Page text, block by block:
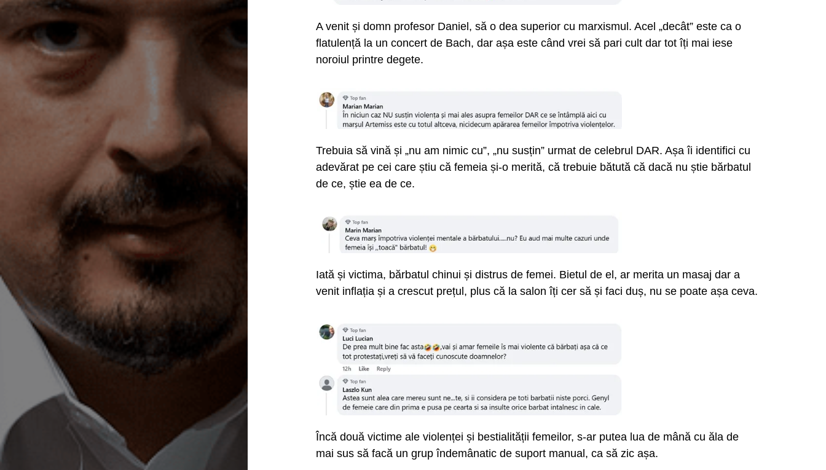
A venit și domn profesor Daniel, să o dea superior cu marxismul. Acel „decât” este ca o
flatulență la un concert de Bach, dar așa este când vrei să pari cult dar tot îți mai iese
noroiul printre degete.
Trebuia să vină și „nu am nimic cu”, „nu susțin” urmat de celebrul DAR. Așa îi identifici cu
adevărat pe cei care știu că femeia și-o merită, că trebuie bătută că dacă nu știe bărbatul
de ce, știe ea de ce.
Iată și victima, bărbatul chinui și distrus de femei. Bietul de el, ar merita un masaj dar a
venit inflația și a crescut prețul, plus că la salon îți cer să și faci duș, nu se poate așa ceva.
Încă două victime ale violenței și bestialității femeilor, s-ar putea lua de mână cu ăla de
mai sus să facă un grup îndemânatic de suport manual, ca să zic așa.